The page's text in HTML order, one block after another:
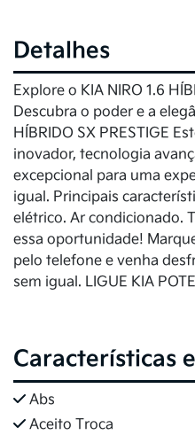
Detalhes
Explore o KIA NIRO 1.6
Descubra o poder e a
HÍBRIDO SX PRESTIGE
inovador, tecnologia
excepcional para uma
igual. Principais
elétrico. Ar condicionado.
essa oportunidade!
pelo telefone e venha
sem igual. LIGUE KIA
Características
Abs
Aceito Troca